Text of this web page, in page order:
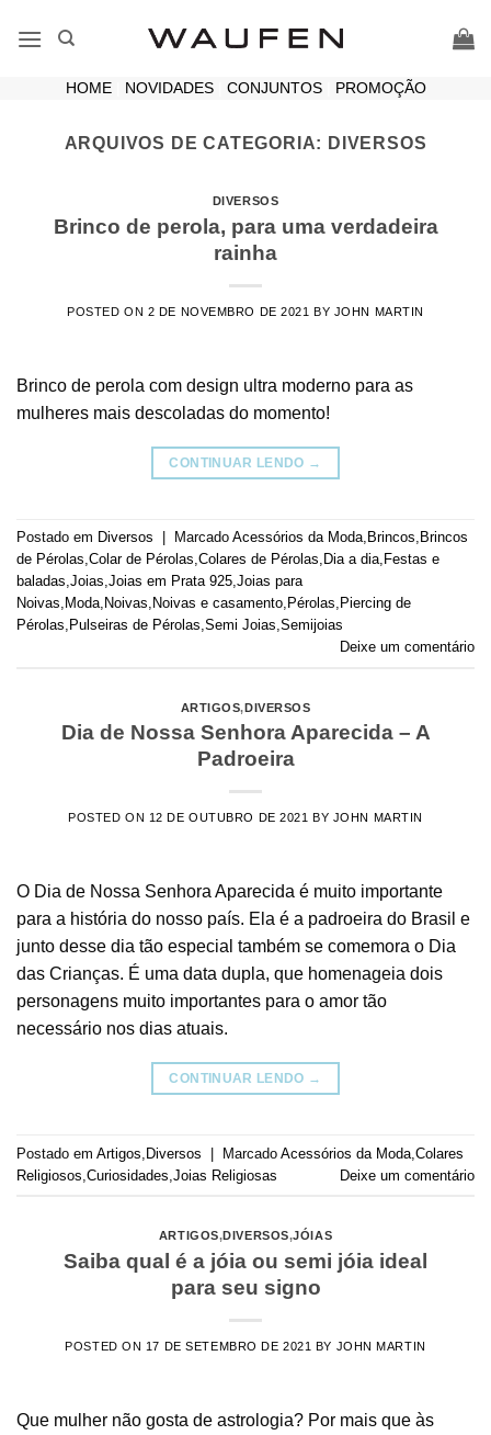
HOME| NOVIDADES| CONJUNTOS| PROMOÇÃO
ARQUIVOS DE CATEGORIA: DIVERSOS
DIVERSOS
Brinco de perola, para uma verdadeira
rainha
POSTED ON 2 DE NOVEMBRO DE 2021 BY JOHN MARTIN
Brinco de perola com design ultra moderno para as
mulheres mais descoladas do momento!
CONTINUAR LENDO →
Postado em Diversos Marcado Acessórios da Moda Brincos Brincos
de Pérolas Colar de Pérolas Colares de Pérolas Dia a dia Festas e
baladas Joias Joias em Prata 925 Joias para
Noivas Moda Noivas Noivas e casamento Pérolas Piercing de
Pérolas Pulseiras de Pérolas Semi Joias Semijoias
Deixe um comentário
ARTIGOS,DIVERSOS
Dia de Nossa Senhora Aparecida – A
Padroeira
POSTED ON 12 DE OUTUBRO DE 2021 BY JOHN MARTIN
O Dia de Nossa Senhora Aparecida é muito importante
para a história do nosso país. Ela é a padroeira do Brasil e
junto desse dia tão especial também se comemora o Dia
das Crianças. É uma data dupla, que homenageia dois
personagens muito importantes para o amor tão
necessário nos dias atuais.
CONTINUAR LENDO →
Postado em Artigos Diversos | Marcado Acessórios da Moda Colares
Religiosos Curiosidades Joias Religiosas Deixe um comentário
ARTIGOS,DIVERSOS,JÓIAS
Saiba qual é a jóia ou semi jóia ideal
para seu signo
POSTED ON 17 DE SETEMBRO DE 2021 BY JOHN MARTIN
Que mulher não gosta de astrologia? Por mais que às